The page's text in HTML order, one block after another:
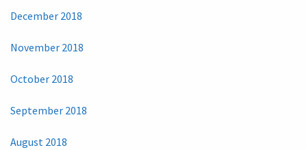
December 2018
November 2018
October 2018
September 2018
August 2018